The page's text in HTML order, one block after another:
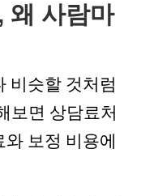
왜 사람마
비슷할 것처럼
보면 상담료처
보정 비용에